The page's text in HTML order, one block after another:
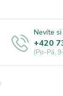
Nevíte
+420
(Po-Pá,